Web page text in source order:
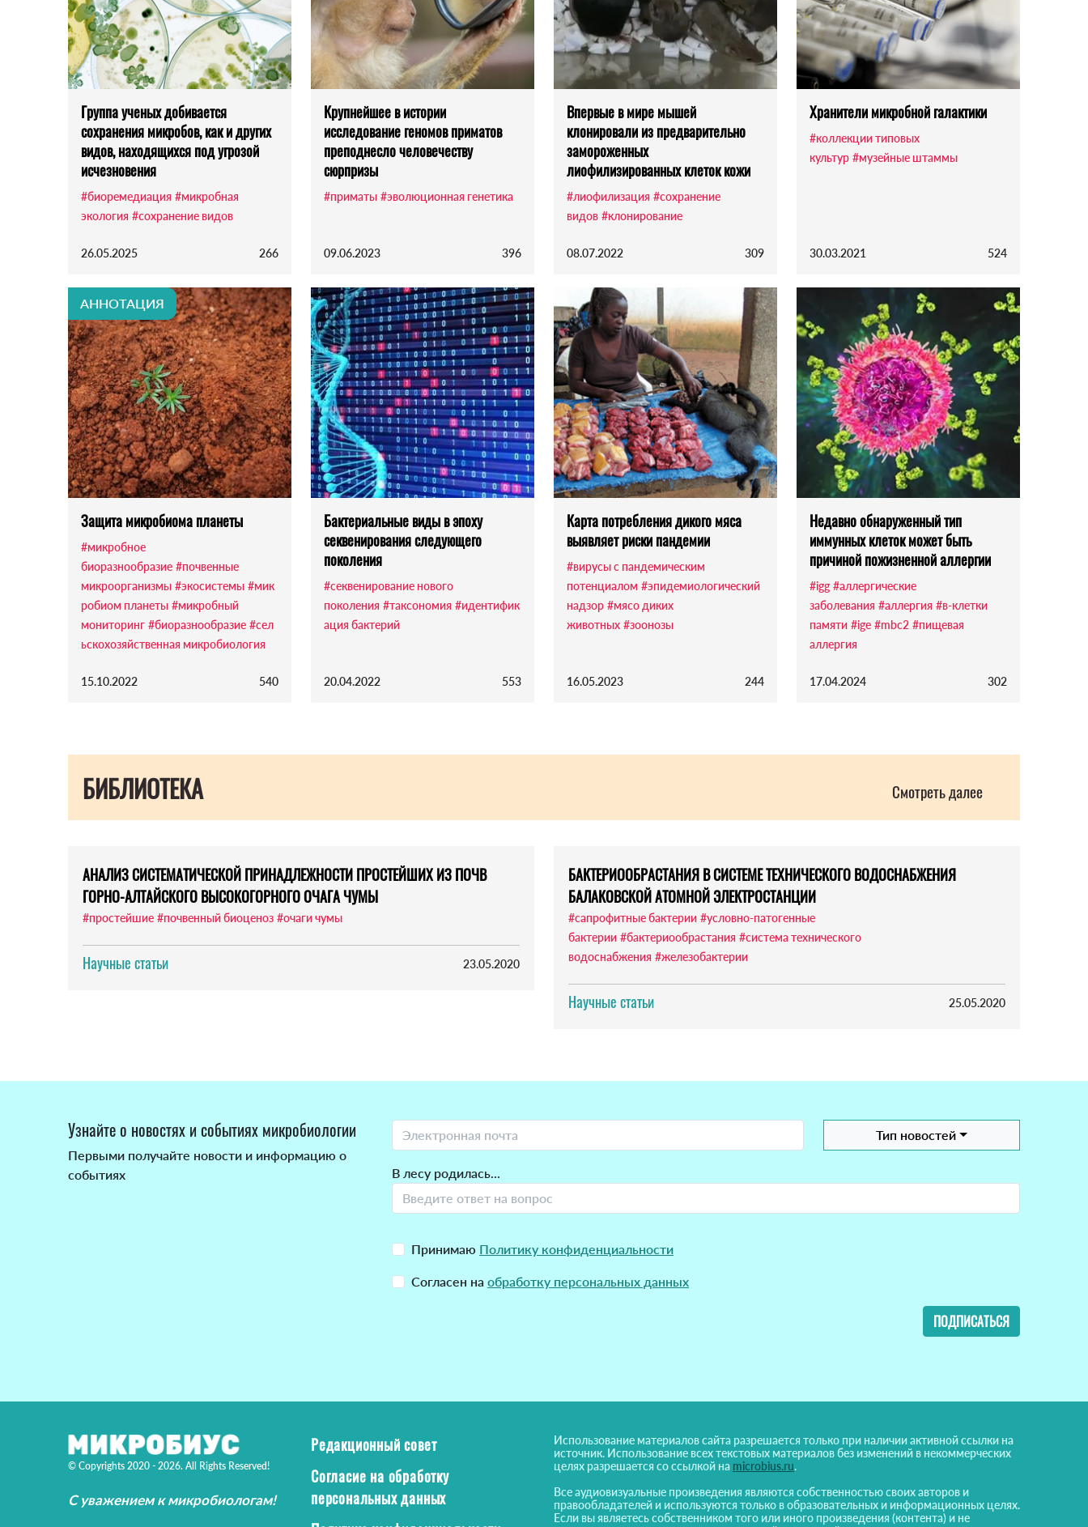
Группа ученых добивается
сохранения микробов, как и других
видов, находящихся под угрозой
исчезновения
#биоремедиация #микробная
экология #сохранение видов
26.05.2025 266
Крупнейшее в истории
исследование геномов приматов
преподнесло человечеству
сюрпризы
#приматы #эволюционная генетика
09.06.2023 396
Впервые в мире мышей
клонировали из предварительно
замороженных
лиофилизированных клеток кожи
#лиофилизация #сохранение
видов #клонирование
08.07.2022 309
Хранители микробной галактики
#коллекции типовых
культур #музейные штаммы
30.03.2021 524
АННОТАЦИЯ
Защита микробиома планеты
#микробное
биоразнообразие #почвенные
микроорганизмы #экосистемы #мик
робиом планеты #микробный
мониторинг #биоразнообразие #сел
ьскохозяйственная микробиология
15.10.2022 540
Бактериальные виды в эпоху
секвенирования следующего
поколения
#секвенирование нового
поколения #таксономия #идентифик
ация бактерий
20.04.2022 553
Карта потребления дикого мяса
выявляет риски пандемии
#вирусы с пандемическим
потенциалом #эпидемиологический
надзор #мясо диких
животных #зоонозы
16.05.2023 244
Недавно обнаруженный тип
иммунных клеток может быть
причиной пожизненной аллергии
#igg #аллергические
заболевания #аллергия #в-клетки
памяти #ige #mbc2 #пищевая
аллергия
17.04.2024 302
БИБЛИОТЕКА Смотреть далее
АНАЛИЗ СИСТЕМАТИЧЕСКОЙ ПРИНАДЛЕЖНОСТИ ПРОСТЕЙШИХ ИЗ ПОЧВ
ГОРНО-АЛТАЙСКОГО ВЫСОКОГОРНОГО ОЧАГА ЧУМЫ
#простейшие #почвенный биоценоз #очаги чумы
Научные статьи 23.05.2020
БАКТЕРИООБРАСТАНИЯ В СИСТЕМЕ ТЕХНИЧЕСКОГО ВОДОСНАБЖЕНИЯ
БАЛАКОВСКОЙ АТОМНОЙ ЭЛЕКТРОСТАНЦИИ
#сапрофитные бактерии #условно-патогенные
бактерии #бактериообрастания #система технического
водоснабжения #железобактерии
Научные статьи 25.05.2020
Узнайте о новостях и событиях микробиологии
Первыми получайте новости и информацию о
событиях
Тип новостей
В лесу родилась...
Принимаю Политику конфиденциальности
Согласен на обработку персональных данных
ПОДПИСАТЬСЯ
© Copyrights 2020 - 2026. All Rights Reserved!
С уважением к микробиологам!
Редакционный совет
Согласие на обработку
персональных данных
Использование материалов сайта разрешается только при наличии активной ссылки на
источник. Использование всех текстовых материалов без изменений в некоммерческих
целях разрешается со ссылкой на microbius.ru.
Все аудиовизуальные произведения являются собственностью своих авторов и
правообладателей и используются только в образовательных и информационных целях.
Если вы являетесь собственником того или иного произведения (контента) и не